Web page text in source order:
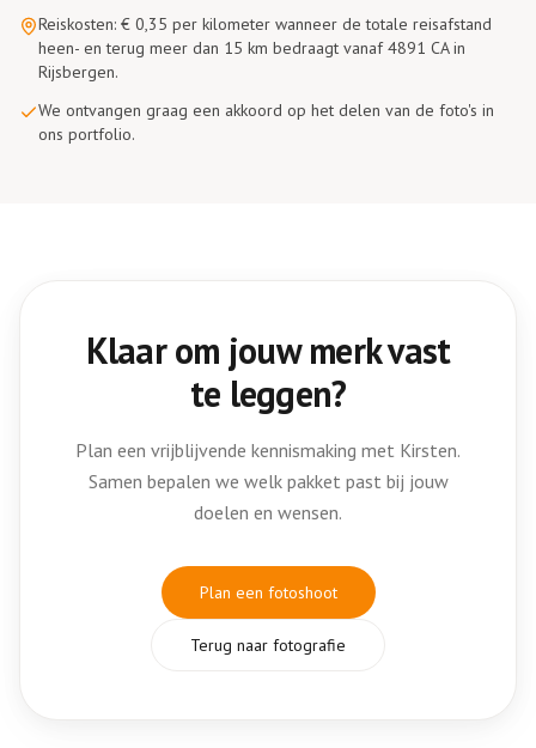
Reiskosten: € 0,35 per kilometer wanneer de totale reisafstand
heen- en terug meer dan 15 km bedraagt vanaf 4891 CA in
Rijsbergen.
We ontvangen graag een akkoord op het delen van de foto's in
ons portfolio.
Klaar om jouw merk vast
te leggen?
Plan een vrijblijvende kennismaking met Kirsten.
Samen bepalen we welk pakket past bij jouw
doelen en wensen.
Plan een fotoshoot
Terug naar fotografie